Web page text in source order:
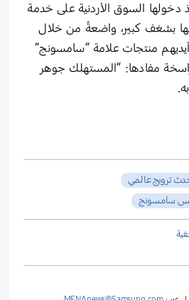
دخولها السوق الأردنية على خدمة
بشغف كبير، واضعةً من خلال
منتجات علامة “سامسونج”
مفادها: “المستهلك جوهر
ترويج عالمي